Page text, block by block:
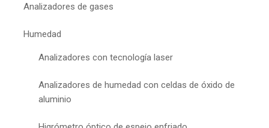
Analizadores de gases
Humedad
Analizadores con tecnología laser
Analizadores de humedad con celdas de óxido de
aluminio